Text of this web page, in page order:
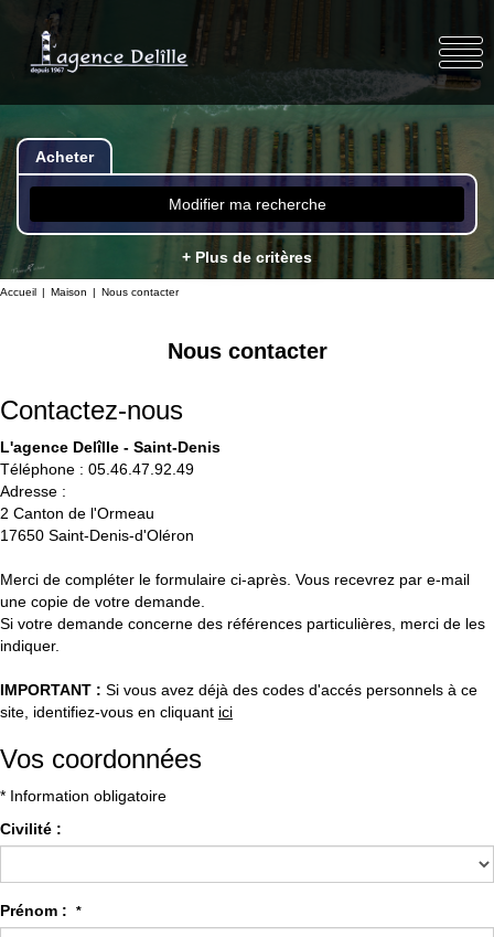
Acheter
Modifier ma recherche
+ Plus de critères
Accueil Maison Nous contacter
Nous contacter
Contactez-nous
L'agence Delîlle - Saint-Denis
Téléphone : 05.46.47.92.49
Adresse :
2 Canton de l'Ormeau
17650 Saint-Denis-d'Oléron
Merci de compléter le formulaire ci-après. Vous recevrez par e-mail
une copie de votre demande.
Si votre demande concerne des références particulières, merci de les
indiquer.
IMPORTANT : Si vous avez déjà des codes d'accés personnels à ce
site, identifiez-vous en cliquant ici
Vos coordonnées
* Information obligatoire
Civilité :
Prénom : *